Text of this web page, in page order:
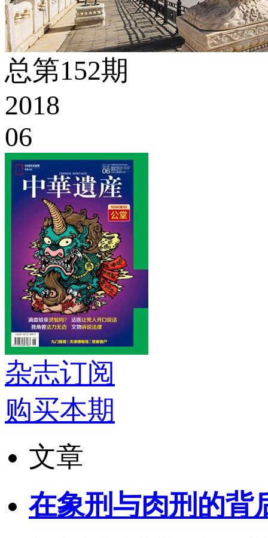
总第152期
2018
06
杂志订阅
购买本期
文章
在象刑与肉刑的背